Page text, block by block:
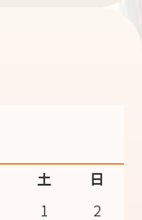
土
日
1
2